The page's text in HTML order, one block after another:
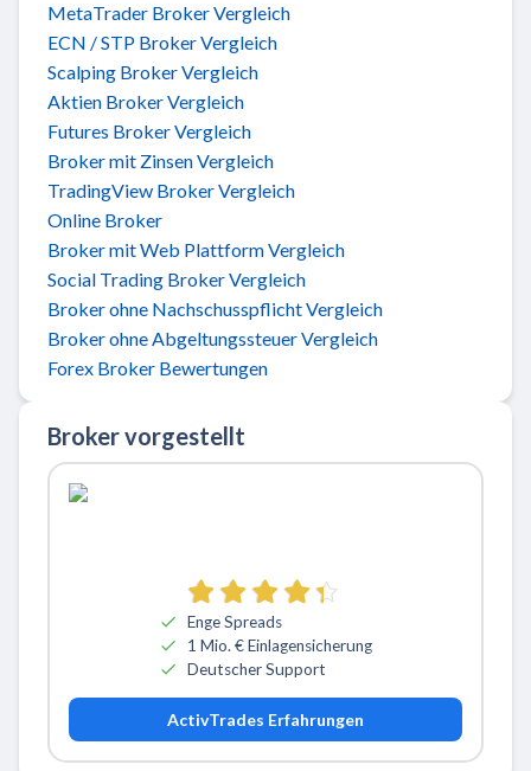
MetaTrader Broker Vergleich
ECN / STP Broker Vergleich
Scalping Broker Vergleich
Aktien Broker Vergleich
Futures Broker Vergleich
Broker mit Zinsen Vergleich
TradingView Broker Vergleich
Online Broker
Broker mit Web Plattform Vergleich
Social Trading Broker Vergleich
Broker ohne Nachschusspflicht Vergleich
Broker ohne Abgeltungssteuer Vergleich
Forex Broker Bewertungen
Broker vorgestellt
Enge Spreads
1 Mio. € Einlagensicherung
Deutscher Support
ActivTrades Erfahrungen